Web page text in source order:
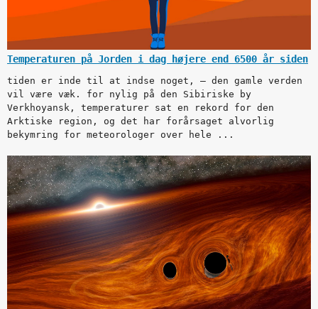
Temperaturen på Jorden i dag højere end 6500 år siden
tiden er inde til at indse noget, – den gamle verden
vil være væk. for nylig på den Sibiriske by
Verkhoyansk, temperaturer sat en rekord for den
Arktiske region, og det har forårsaget alvorlig
bekymring for meteorologer over hele ...